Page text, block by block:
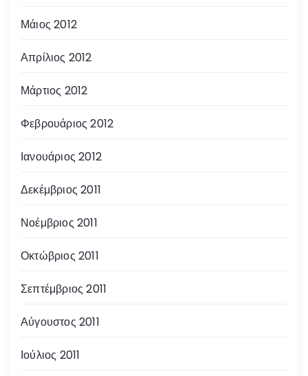
Μάιος 2012
Απρίλιος 2012
Μάρτιος 2012
Φεβρουάριος 2012
Ιανουάριος 2012
Δεκέμβριος 2011
Νοέμβριος 2011
Οκτώβριος 2011
Σεπτέμβριος 2011
Αύγουστος 2011
Ιούλιος 2011